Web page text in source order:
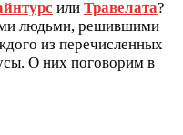
или Травелата?
людьми, решившими
из перечисленных
О них поговорим в